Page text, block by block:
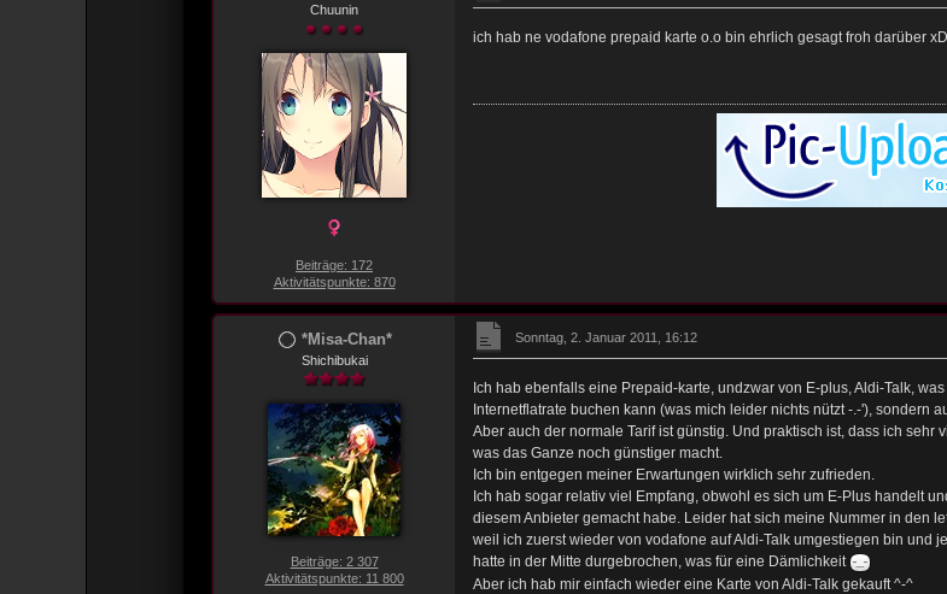
Chuunin
Beiträge: 172
Aktivitätspunkte: 870
ich hab ne vodafone prepaid karte o.o bin ehrlich gesagt froh darüber
*Misa-Chan*
Shichibukai
Beiträge: 2 307
Aktivitätspunkte: 11 800
Sonntag, 2. Januar 2011, 16:12
Ich hab ebenfalls eine Prepaid-karte, undzwar von E-plus, Aldi-Talk,
Internetflatrate buchen kann (was mich leider nichts nützt -.-'), sondern
Aber auch der normale Tarif ist günstig. Und praktisch ist, dass ich sehr
was das Ganze noch günstiger macht.
Ich bin entgegen meiner Erwartungen wirklich sehr zufrieden.
Ich hab sogar relativ viel Empfang, obwohl es sich um E-Plus handelt
diesem Anbieter gemacht habe. Leider hat sich meine Nummer in den
weil ich zuerst wieder von vodafone auf Aldi-Talk umgestiegen bin und
hatte in der Mitte durgebrochen, was für eine Dämlichkeit
Aber ich hab mir einfach wieder eine Karte von Aldi-Talk gekauft ^-^